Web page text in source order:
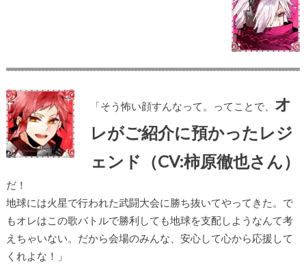
「そう怖い顔すんなって。ってことで、 オ
レがご紹介に預かったレジ
ェンド（CV:柿原徹也さん）
だ！
地球には火星で行われた武闘大会に勝ち抜いてやってきた。で
もオレはこの歌バトルで勝利しても地球を支配しようなんて考
えちゃいない。だから会場のみんな、安心して心から応援して
くれよな！」